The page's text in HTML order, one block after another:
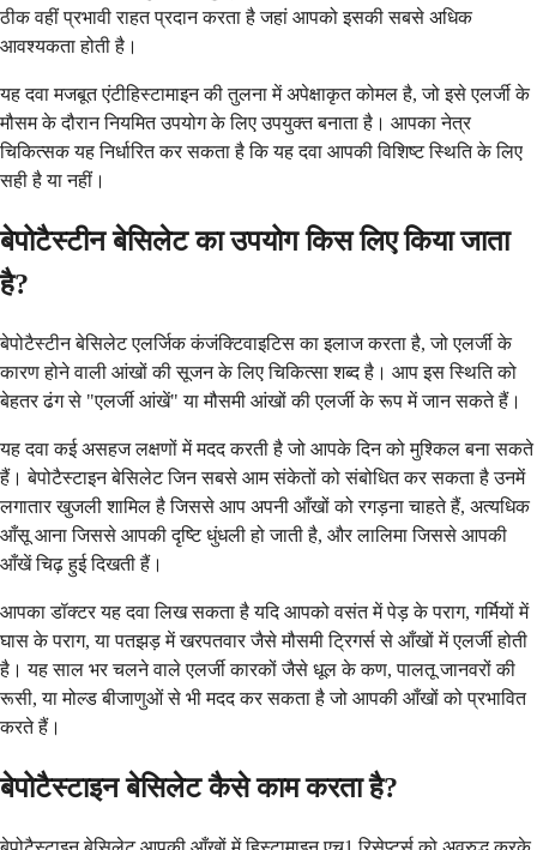
ठीक वहीं प्रभावी राहत प्रदान करता है जहां आपको इसकी सबसे अधिक
आवश्यकता होती है।
यह दवा मजबूत एंटीहिस्टामाइन की तुलना में अपेक्षाकृत कोमल है, जो इसे एलर्जी के
मौसम के दौरान नियमित उपयोग के लिए उपयुक्त बनाता है। आपका नेत्र
चिकित्सक यह निर्धारित कर सकता है कि यह दवा आपकी विशिष्ट स्थिति के लिए
सही है या नहीं।
बेपोटैस्टीन बेसिलेट का उपयोग किस लिए किया जाता
है?
बेपोटैस्टीन बेसिलेट एलर्जिक कंजंक्टिवाइटिस का इलाज करता है, जो एलर्जी के
कारण होने वाली आंखों की सूजन के लिए चिकित्सा शब्द है। आप इस स्थिति को
बेहतर ढंग से "एलर्जी आंखें" या मौसमी आंखों की एलर्जी के रूप में जान सकते हैं।
यह दवा कई असहज लक्षणों में मदद करती है जो आपके दिन को मुश्किल बना सकते
हैं। बेपोटैस्टाइन बेसिलेट जिन सबसे आम संकेतों को संबोधित कर सकता है उनमें
लगातार खुजली शामिल है जिससे आप अपनी आँखों को रगड़ना चाहते हैं, अत्यधिक
आँसू आना जिससे आपकी दृष्टि धुंधली हो जाती है, और लालिमा जिससे आपकी
आँखें चिढ़ हुई दिखती हैं।
आपका डॉक्टर यह दवा लिख सकता है यदि आपको वसंत में पेड़ के पराग, गर्मियों में
घास के पराग, या पतझड़ में खरपतवार जैसे मौसमी ट्रिगर्स से आँखों में एलर्जी होती
है। यह साल भर चलने वाले एलर्जी कारकों जैसे धूल के कण, पालतू जानवरों की
रूसी, या मोल्ड बीजाणुओं से भी मदद कर सकता है जो आपकी आँखों को प्रभावित
करते हैं।
बेपोटैस्टाइन बेसिलेट कैसे काम करता है?